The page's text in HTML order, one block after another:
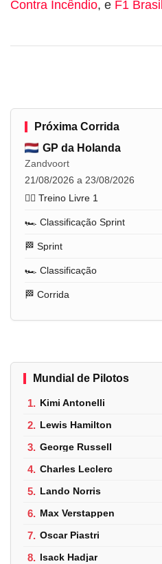
Contra Incêndio, e F1 Brasil
Próxima Corrida
GP da Holanda
Zandvoort
21/08/2026 a 23/08/2026
🏋️‍♂️ Treino Livre 1
🏎️ Classificação Sprint
🏁 Sprint
🏎️ Classificação
🏁 Corrida
Mundial de Pilotos
1. Kimi Antonelli
2. Lewis Hamilton
3. George Russell
4. Charles Leclerc
5. Lando Norris
6. Max Verstappen
7. Oscar Piastri
8. Isack Hadjar